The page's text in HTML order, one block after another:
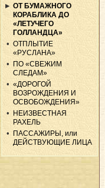
ОТ БУМАЖНОГО
КОРАБЛИКА ДО
«ЛЕТУЧЕГО
ГОЛЛАНДЦА»
ОТПЛЫТИЕ
«РУСЛАНА»
ПО «СВЕЖИМ
СЛЕДАМ»
«ДОРОГОЙ
ВОЗРОЖДЕНИЯ И
ОСВОБОЖДЕНИЯ»
НЕИЗВЕСТНАЯ
РАХЕЛЬ
ПАССАЖИРЫ, или
ДЕЙСТВУЮЩИЕ ЛИЦА